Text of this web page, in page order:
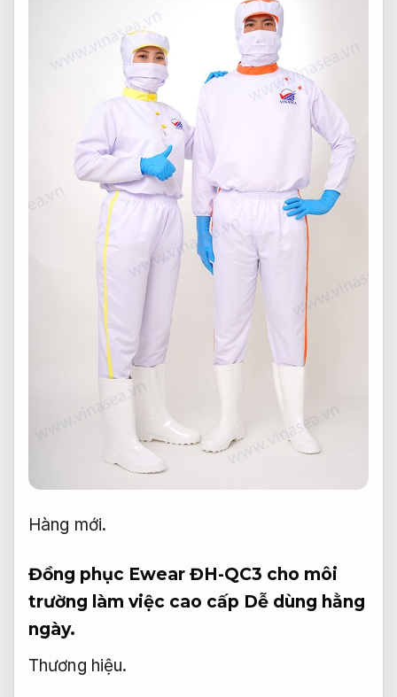
Hàng mới.
Đồng phục Ewear ĐH-QC3 cho môi
trường làm việc cao cấp Dễ dùng hằng
ngày.
Thương hiệu.